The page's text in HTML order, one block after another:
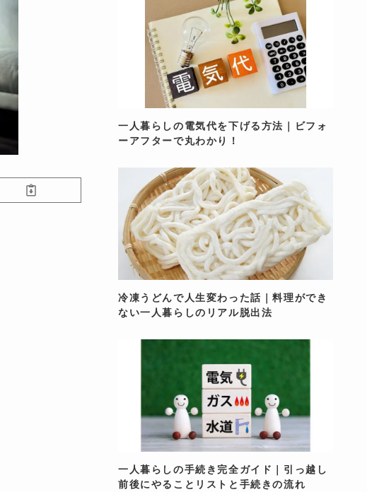
一人暮らしの電気代を下げる方法｜ビフォ
ーアフターで丸わかり！
冷凍うどんで人生変わった話｜料理ができ
ない一人暮らしのリアル脱出法
一人暮らしの手続き完全ガイド｜引っ越し
前後にやることリストと手続きの流れ